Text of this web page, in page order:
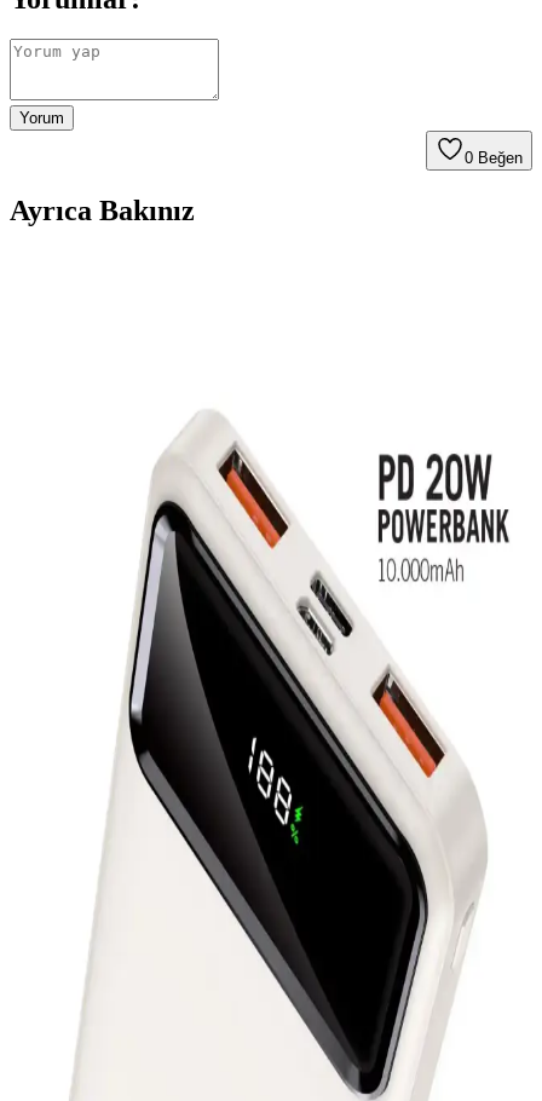
Yorum
0 Beğen
Ayrıca Bakınız
karşılaştırıyoruz. Voltme Hypercore hızlı şarj ve güvenlik
özellikleriyle öne çıkarken, Woyax Magsafe kablosuz şarj ve
dayanıklılığıyla dikkat çekiyor.
İntouch 10.000mAh ve İtel PowerGo Star 100PF
Hızlı Şarj Powerbank Karşılaştırması
İntouch ve İtel Powerbank modellerinin özelliklerini, kullanıcı
yorumlarını ve karşılaştırmasını içerir, taşınabilir şarj çözümlerinde
en iyi seçimi yapmanıza yardımcı olur.
Anker 545 Nano Powerbank ve Powercore 10000
Karşılaştırması: Hangi Taşınabilir Şarj Cihazı Sizin
İçin Uygun
Bu karşılaştırmada, Anker 545 Nano ve Powercore 10000
powerbank'lerin özellikleri, avantajları ve kullanıcı yorumları detaylı
şekilde incelenerek, ihtiyaçlarınıza en uygun taşınabilir şarj cihazını
Robeve Acl 30000 mAh Powerbank: Çok Yönlü ve
Yüksek Kapasiteli Taşınabilir Şarj Cihazı
Robeve Acl 30000 mAh powerbank, yüksek kapasitesi ve çok
yönlü girişleriyle pratik ve güvenilir taşınabilir enerji çözümüdür.
Güneş enerjisiyle şarj edilebilir, hafif tasarımıyla taşıması kolaydır.
Kablosuz Powerbankler: Mobil Yaşamı
Kolaylaştıran Pratik ve Güvenilir Çözüm